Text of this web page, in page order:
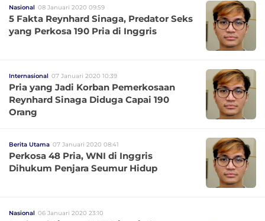
Nasional 08 Januari 2020 09:59
5 Fakta Reynhard Sinaga, Predator Seks
yang Perkosa 190 Pria di Inggris
Internasional 07 Januari 2020 10:39
Pria yang Jadi Korban Pemerkosaan
Reynhard Sinaga Diduga Capai 190
Orang
Berita Utama 07 Januari 2020 08:41
Perkosa 48 Pria, WNI di Inggris
Dihukum Penjara Seumur Hidup
Nasional 06 Januari 2020 23:10